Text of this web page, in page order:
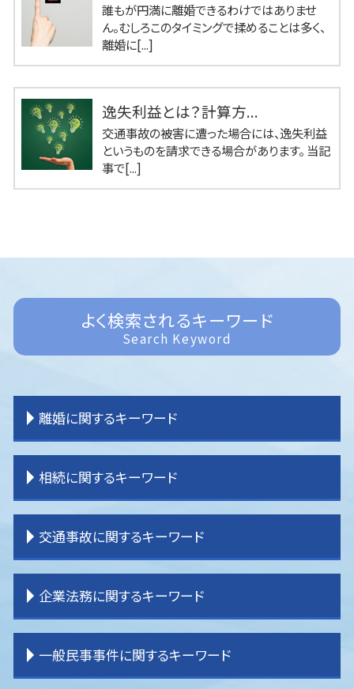
誰もが円満に離婚できるわけではありませ
ん。むしろこのタイミングで揉めることは多く、
離婚に[...]
逸失利益とは？計算方...
交通事故の被害に遭った場合には、逸失利益
というものを請求できる場合があります。 当記
事で[...]
よく検索されるキーワード
Search Keyword
離婚に関するキーワード
離婚 公正証書
離婚 原因
離婚 子供 戸籍
離婚 戸籍
離婚 教育費
離婚 不貞行為
離婚裁判 期間
離婚 裁判 流れ
相続に関するキーワード
相続 分け方
相続 順番
相続 手続き 期限
相続 調停
相続 手続き
相続 土地
交通事故に関するキーワード
交通事故 後遺症
交通事故 過失割合
交通事故 休業損害
交通事故 慰謝料
企業法務に関するキーワード
企業法務 顧問弁護士
企業法務 コンプライアンス
一般民事事件に関するキーワード